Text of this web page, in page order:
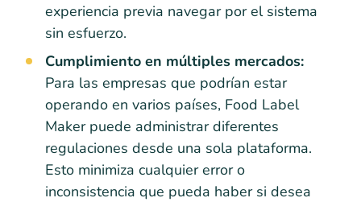
experiencia previa navegar por el sistema
sin esfuerzo.
Cumplimiento en múltiples mercados:
Para las empresas que podrían estar
operando en varios países, Food Label
Maker puede administrar diferentes
regulaciones desde una sola plataforma.
Esto minimiza cualquier error o
inconsistencia que pueda haber si desea